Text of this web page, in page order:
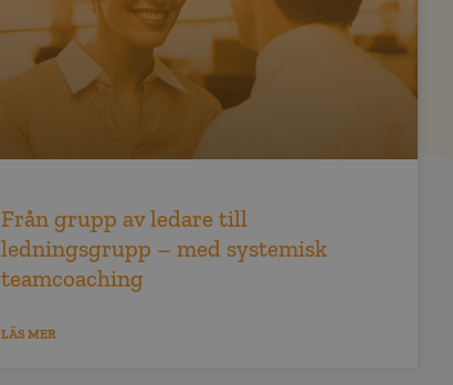
Från grupp av ledare till
ledningsgrupp – med systemisk
teamcoaching
LÄS MER